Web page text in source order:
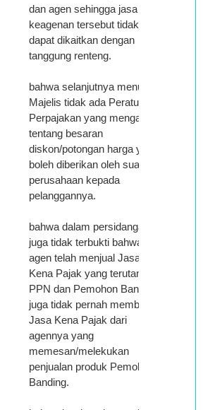
dan agen sehingga jasa
keagenan tersebut tidak
dapat dikaitkan dengan
tanggung renteng.
bahwa selanjutnya menurut
Majelis tidak ada Peraturan
Perpajakan yang mengatur
tentang besaran
diskon/potongan harga yang
boleh diberikan oleh suatu
perusahaan kepada
pelanggannya.
bahwa dalam persidangan
juga tidak terbukti bahwa
agen telah menjual Jasa
Kena Pajak yang terutang
PPN dan Pemohon Banding
juga tidak pernah membeli
Jasa Kena Pajak dari
agennya yang
memesan/melekukan
penjualan produk Pemohon
Banding.